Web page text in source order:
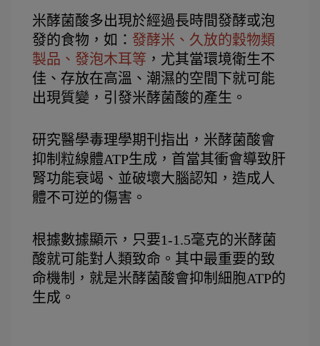
米酵菌酸多出現於經過長時間發酵或泡
發的食物，如： 發酵米、久放的穀物類
製品、發泡木耳等 ，尤其當環境衛生不
佳、存放在高溫、潮濕的空間下就可能
出現質變，引發米酵菌酸的產生。
研究醫學毒理學期刊指出，米酵菌酸會
抑制粒線體ATP生成，首當其衝會導致肝
腎功能衰竭、並破壞大腦認知，造成人
體不可逆的傷害。
根據數據顯示，只要1-1.5毫克的米酵菌
酸就可能對人類致命。其中最重要的致
命機制，就是米酵菌酸會抑制細胞ATP的
生成。